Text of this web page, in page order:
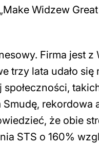
Widzew
Firma jest
trzy lata udało
Smudę,
że obie
STS o 160%